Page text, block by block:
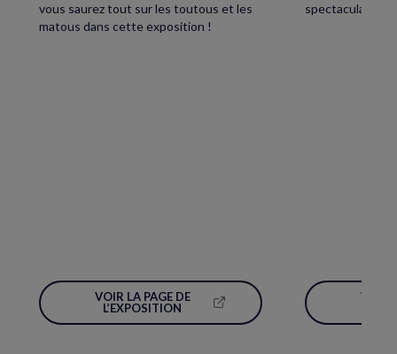
vous saurez tout sur les toutous et les
matous dans cette exposition !
VOIR LA PAGE DE
L’EXPOSITION(NOUVELLE
spectaculaire
VOIR